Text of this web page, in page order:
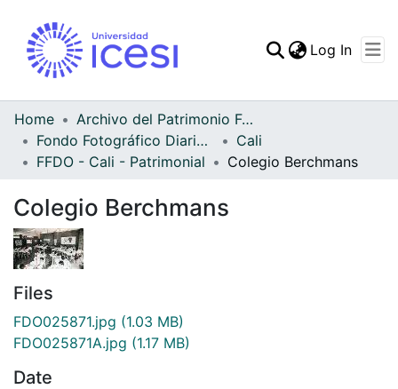
Statistics
Log In
Home
Archivo del Patrimonio Fotográfico y Fílmico del Valle del Cauca
Fondo Fotográfico Diario Occidente
Cali
FFDO - Cali - Patrimonial
Colegio Berchmans
Colegio Berchmans
Files
FDO025871.jpg (1.03 MB)
FDO025871A.jpg (1.17 MB)
Date